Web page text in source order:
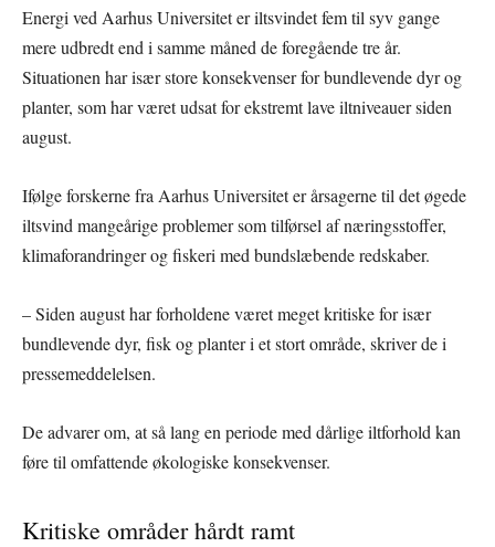
Energi ved Aarhus Universitet er iltsvindet fem til syv gange
mere udbredt end i samme måned de foregående tre år.
Situationen har især store konsekvenser for bundlevende dyr og
planter, som har været udsat for ekstremt lave iltniveauer siden
august.
Ifølge forskerne fra Aarhus Universitet er årsagerne til det øgede
iltsvind mangeårige problemer som tilførsel af næringsstoffer,
klimaforandringer og fiskeri med bundslæbende redskaber.
– Siden august har forholdene været meget kritiske for især
bundlevende dyr, fisk og planter i et stort område, skriver de i
pressemeddelelsen.
De advarer om, at så lang en periode med dårlige iltforhold kan
føre til omfattende økologiske konsekvenser.
Kritiske områder hårdt ramt